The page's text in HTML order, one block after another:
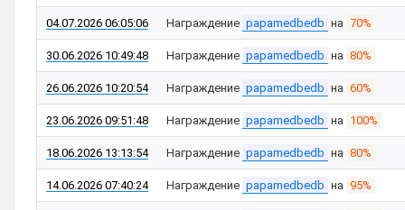
04.07.2026 06:05:06 Награждение papamedbedb на 70%
30.06.2026 10:49:48 Награждение papamedbedb на 80%
26.06.2026 10:20:54 Награждение papamedbedb на 60%
23.06.2026 09:51:48 Награждение papamedbedb на 100%
18.06.2026 13:13:54 Награждение papamedbedb на 80%
14.06.2026 07:40:24 Награждение papamedbedb на 95%